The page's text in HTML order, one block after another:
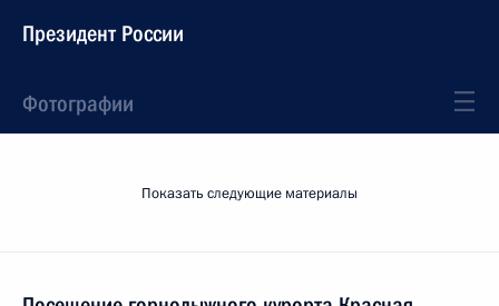
Президент России
Фотографии
Показать следующие материалы